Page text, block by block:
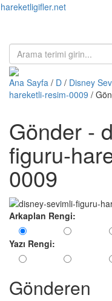
hareketligifler.net
Ana Sayfa / D / Disney
hareketli-resim-0009 /
Gönder -
figuru-
0009
Arkaplan Rengi:
Yazı Rengi:
Gönderen